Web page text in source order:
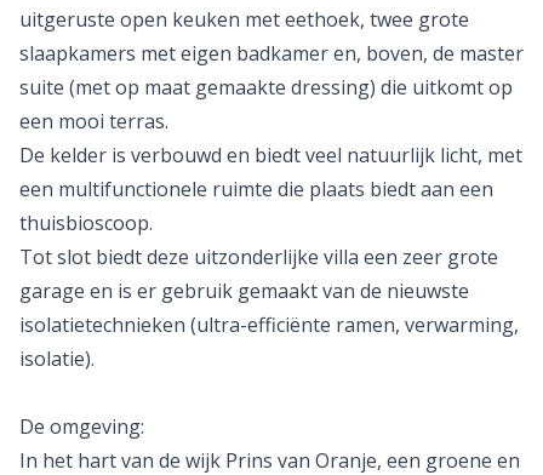
uitgeruste open keuken met eethoek, twee grote
slaapkamers met eigen badkamer en, boven, de master
suite (met op maat gemaakte dressing) die uitkomt op
een mooi terras.
De kelder is verbouwd en biedt veel natuurlijk licht, met
een multifunctionele ruimte die plaats biedt aan een
thuisbioscoop.
Tot slot biedt deze uitzonderlijke villa een zeer grote
garage en is er gebruik gemaakt van de nieuwste
isolatietechnieken (ultra-efficiënte ramen, verwarming,
isolatie).
De omgeving:
In het hart van de wijk Prins van Oranje, een groene en